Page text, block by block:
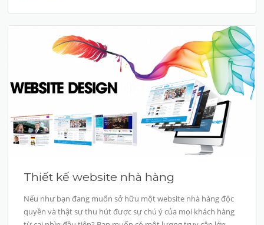
Thiết kế website nhà hàng
Nếu như bạn đang muốn sở hữu một website nhà hàng độc
quyền và thật sự thu hút được sự chú ý của mọi khách hàng